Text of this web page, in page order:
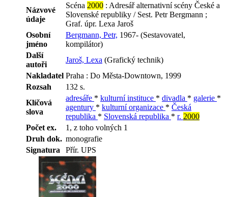
Názvové
údaje
Scéna 2000 : Adresář alternativní scény České a
Slovenské republiky / Sest. Petr Bergmann ;
Graf. úpr. Lexa Jaroš
Osobní
jméno
Bergmann, Petr, 1967- (Sestavovatel,
kompilátor)
Další
autoři
Jaroš, Lexa (Grafický technik)
Nakladatel Praha : Do Města-Downtown, 1999
Rozsah
132 s.
Klíčová
slova
adresáře * kulturní instituce * divadla * galerie *
agentury * kulturní organizace * Česká
republika * Slovenská republika * r. 2000
Počet ex.
1, z toho volných 1
Druh dok. monografie
Signatura
Přír. UPS